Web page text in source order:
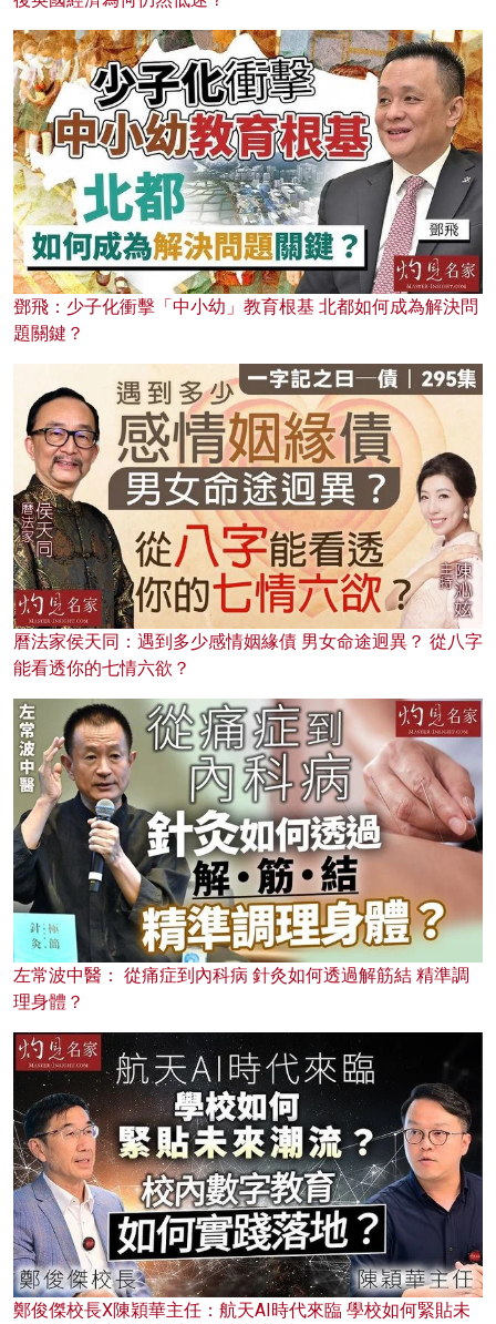
鄧飛：少子化衝擊「中小幼」教育根基 北都如何成為解決問
題關鍵？
曆法家侯天同：遇到多少感情姻緣債 男女命途迥異？ 從八字
能看透你的七情六欲？
左常波中醫： 從痛症到內科病 針灸如何透過解筋結 精準調
理身體？
鄭俊傑校長X陳穎華主任：航天AI時代來臨 學校如何緊貼未